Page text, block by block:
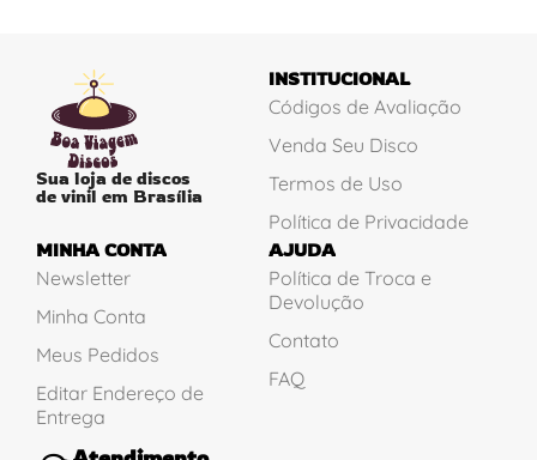
Sua loja de discos
de vinil em Brasília
INSTITUCIONAL
Códigos de Avaliação
Venda Seu Disco
Termos de Uso
Política de Privacidade
MINHA CONTA
Newsletter
Minha Conta
Meus Pedidos
Editar Endereço de
Entrega
AJUDA
Política de Troca e
Devolução
Contato
FAQ